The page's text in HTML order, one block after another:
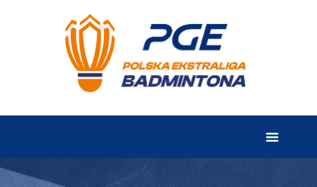
EKSTRALIGA
Aktualności
Tabela